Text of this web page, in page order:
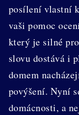
posílení vlastní
vaši pomoc
který je silné
slovu dostává i
domem
povýšení. Nyní
domácnosti, a